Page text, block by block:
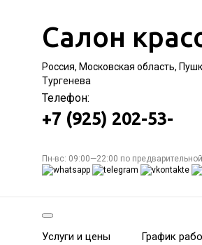
Салон
Россия, Московская область,
Тургенева
Телефон:
+7 (925) 202-53-
Пн-вс: 09:00—22:00 по
Услуги и цены График